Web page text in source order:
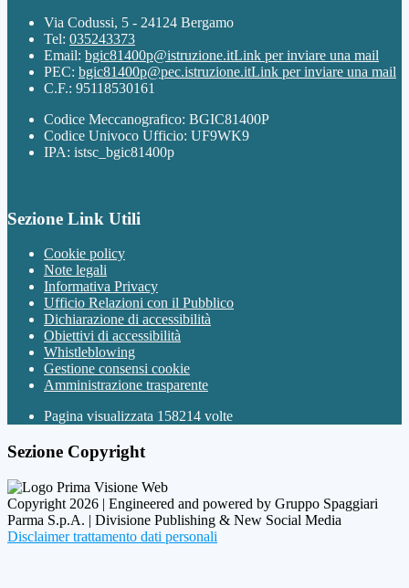
Via Codussi, 5 - 24124 Bergamo
Tel: 035243373
Email: bgic81400p@istruzione.itLink per inviare una mail
PEC: bgic81400p@pec.istruzione.itLink per inviare una mail
C.F.: 95118530161
Codice Meccanografico: BGIC81400P
Codice Univoco Ufficio: UF9WK9
IPA: istsc_bgic81400p
Sezione Link Utili
Cookie policy
Note legali
Informativa Privacy
Ufficio Relazioni con il Pubblico
Dichiarazione di accessibilità
Obiettivi di accessibilità
Whistleblowing
Gestione consensi cookie
Amministrazione trasparente
Pagina visualizzata 158214 volte
Sezione Copyright
Copyright 2026 | Engineered and powered by Gruppo Spaggiari
Parma S.p.A. | Divisione Publishing & New Social Media
Disclaimer trattamento dati personali